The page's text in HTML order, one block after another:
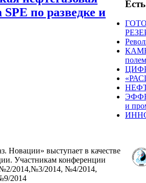
по разведке и
Новации» выступает в качестве
Участникам конференции
2014,№3/2014, №4/2014,
2014
и